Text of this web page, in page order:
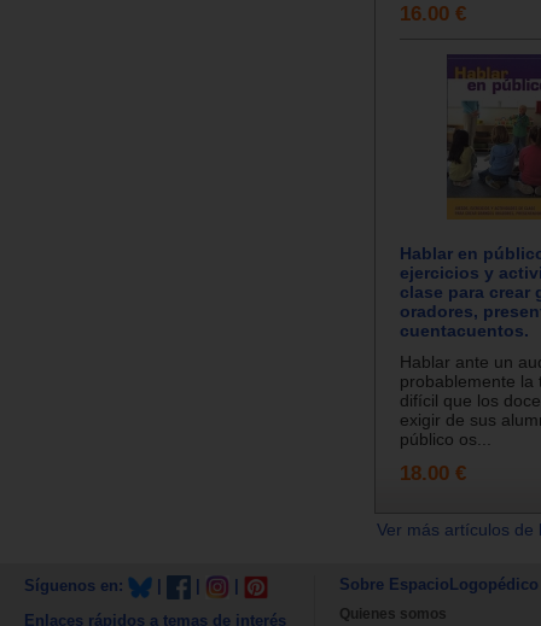
16.00 €
Hablar en
ejercicios y
clase para crear
oradores,
cuentacuentos.
Hablar ante un
probablemente la
difícil que los
exigir de sus
público os...
18.00 €
Ver más artículos
Síguenos en:
Enlaces rápidos a temas de interés
Sobre EspacioLogopédico
Quienes somos